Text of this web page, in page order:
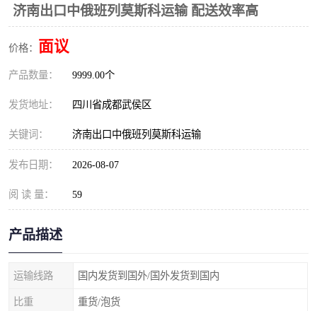
济南出口中俄班列莫斯科运输 配送效率高
价格： 面议
产品数量： 9999.00个
发货地址： 四川省成都武侯区
关键词： 济南出口中俄班列莫斯科运输
发布日期： 2026-08-07
阅 读 量： 59
产品描述
运输线路 国内发货到国外/国外发货到国内
比重 重货/泡货